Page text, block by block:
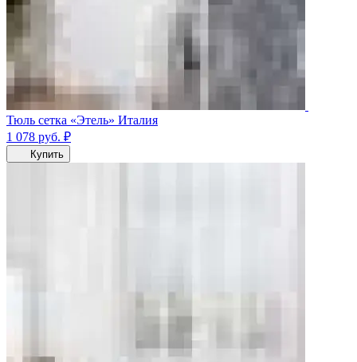
Тюль сетка «Этель» Италия
1 078 руб. ₽
Купить